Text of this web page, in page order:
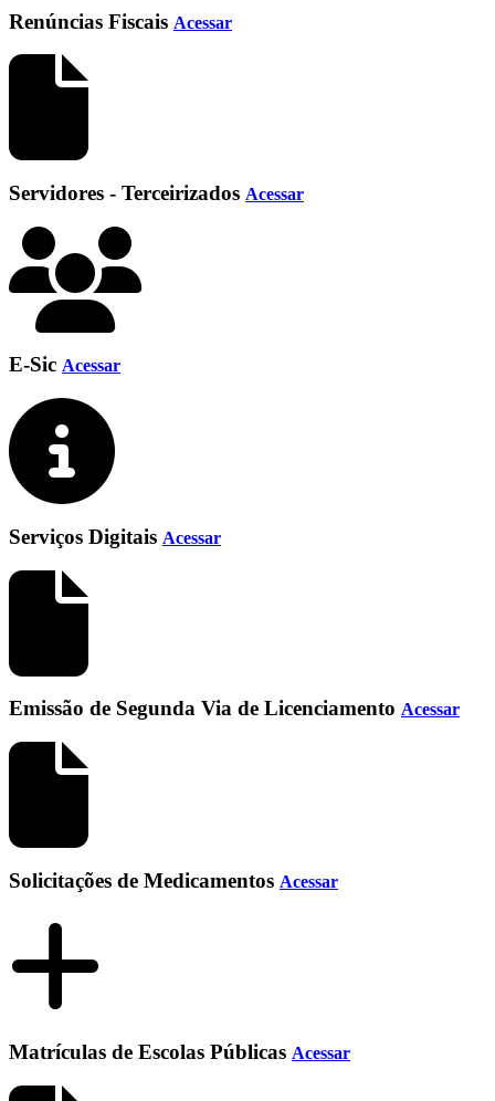
Renúncias Fiscais Acessar
Servidores - Terceirizados Acessar
E-Sic Acessar
Serviços Digitais Acessar
Emissão de Segunda Via de Licenciamento Acessar
Solicitações de Medicamentos Acessar
Matrículas de Escolas Públicas Acessar